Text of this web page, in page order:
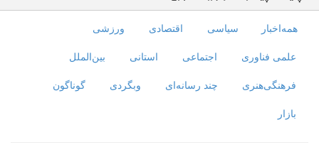
همه‌اخبار سیاسی اقتصادی ورزشی
علمی فناوری اجتماعی استانی بین‌الملل
فرهنگی‌هنری چند رسانه‌ای وبگردی گوناگون
بازار